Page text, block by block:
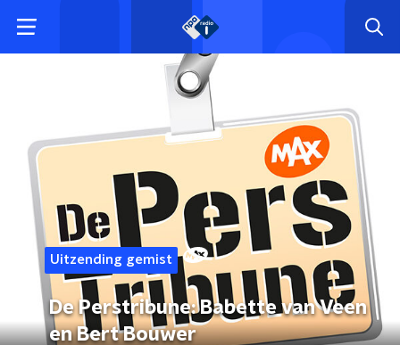
Uitzending gemist
De Perstribune: Babette van Veen
en Bert Bouwer